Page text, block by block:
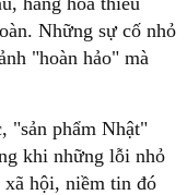
Những sự cố nhỏ
"hoàn hảo" mà
"sản phẩm Nhật"
khi những lỗi nhỏ
xã hội, niềm tin đó